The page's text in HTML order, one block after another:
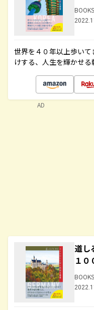
世界を４０年以上歩い
けする、人生を輝かせ
道し
１０
AD